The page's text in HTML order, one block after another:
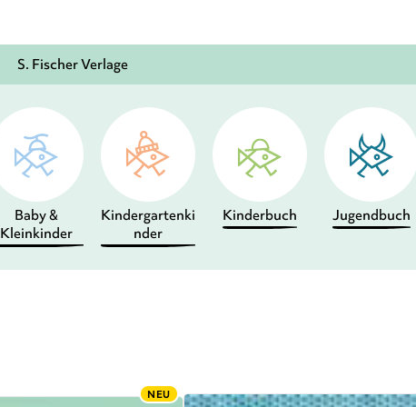
S. Fischer Verlage
Baby &
Kleinkinder
Kindergartenki
nder
Kinderbuch Jugendbuch
NEU